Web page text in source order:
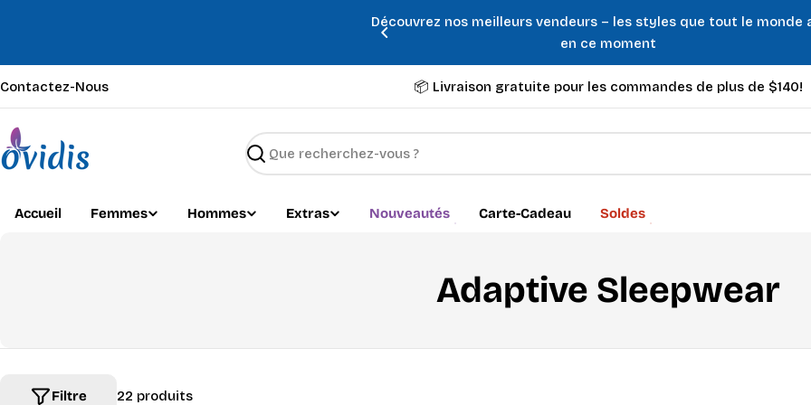
Découvrez nos meilleurs vendeurs – les styles que tout le monde
en ce moment
Contactez-Nous 📦 Livraison gratuite pour les commandes de plus de $140!
Recherche
Accueil Femmes Hommes Extras Nouveautés Carte-Cadeau Soldes
C
Adaptive Sleepwear
22 produits
Filtre